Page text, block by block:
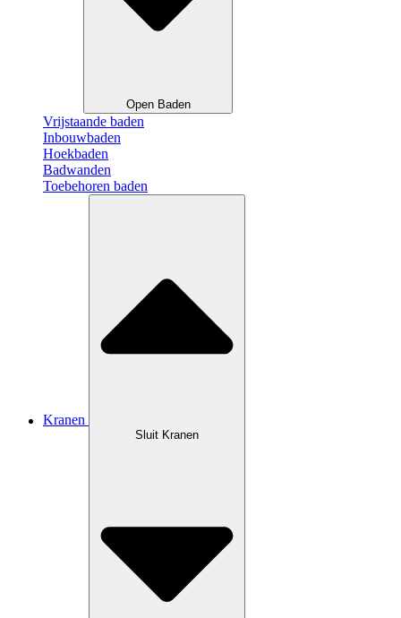
Open Baden
Vrijstaande baden
Inbouwbaden
Hoekbaden
Badwanden
Toebehoren baden
Kranen
Sluit Kranen